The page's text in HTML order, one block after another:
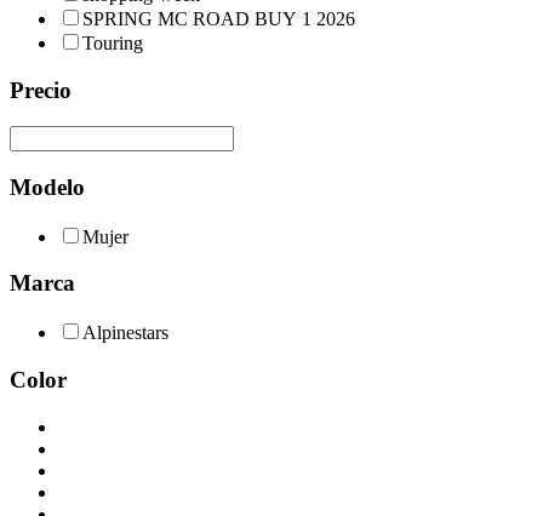
SPRING MC ROAD BUY 1 2026
Touring
Precio
Modelo
Mujer
Marca
Alpinestars
Color